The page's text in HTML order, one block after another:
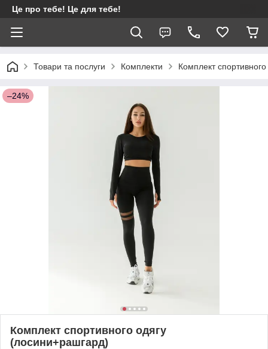
Це про тебе! Це для тебе!
Товари та послуги Комплекти Комплект
–24%
Комплект спортивного одягу
(лосини+рашгард)